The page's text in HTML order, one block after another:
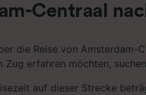
Centraal
die Reise von Amsterdam-
Zug erfahren möchten,
auf dieser Strecke